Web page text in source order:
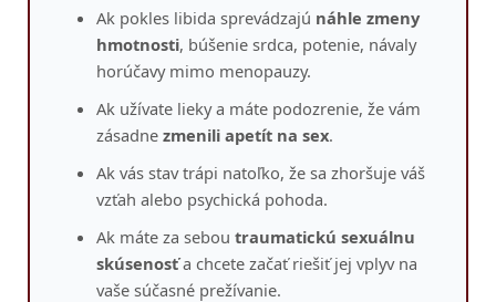
Ak pokles libida sprevádzajú náhle zmeny
hmotnosti, búšenie srdca, potenie, návaly
horúčavy mimo menopauzy.
Ak užívate lieky a máte podozrenie, že vám
zásadne zmenili apetít na sex.
Ak vás stav trápi natoľko, že sa zhoršuje váš
vzťah alebo psychická pohoda.
Ak máte za sebou traumatickú sexuálnu
skúsenosťa chcete začať riešiť jej vplyv na
vaše súčasné prežívanie.